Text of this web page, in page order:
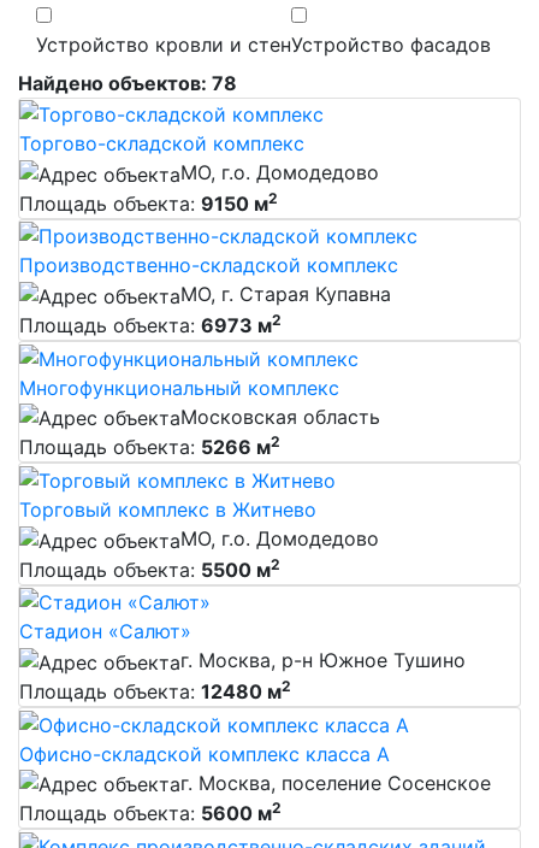
Устройство кровли и стенУстройство фасадов
Найдено объектов: 78
Торгово-складской комплекс
МО, г.о. Домодедово
Площадь объекта: 9150 м2
Производственно-складской комплекс
МО, г. Старая Купавна
Площадь объекта: 6973 м2
Многофункциональный комплекс
Московская область
Площадь объекта: 5266 м2
Торговый комплекс в Житнево
МО, г.о. Домодедово
Площадь объекта: 5500 м2
Стадион «Салют»‎
г. Москва, р-н Южное Тушино
Площадь объекта: 12480 м2
Офисно-складской комплекс класса А
г. Москва, поселение Сосенское
Площадь объекта: 5600 м2